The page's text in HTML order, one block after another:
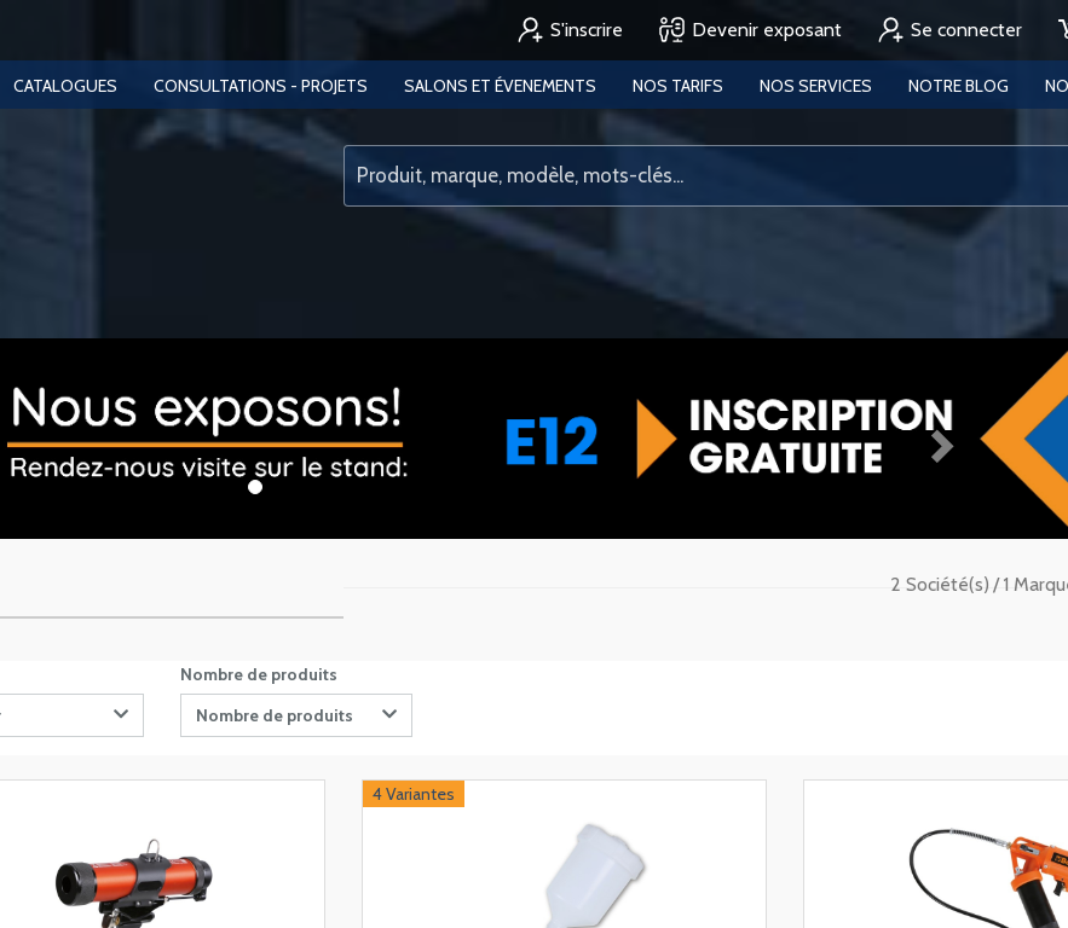
S'inscrire Devenir exposant Se connecter
CATALOGUES CONSULTATIONS - PROJETS SALONS ET ÉVENEMENTS NOS TARIFS NOS SERVICES NOTRE BLOG
1
2 Société(s)
Nombre de produits
Nombre de produits
4 Variantes